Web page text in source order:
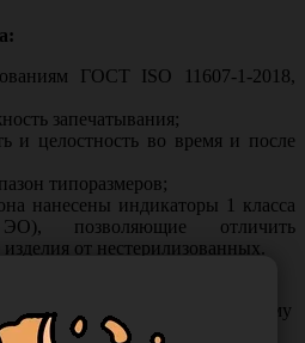
ГОСТ ISO 11607-1-2018,
запечатывания;
и целостность во время и после
типоразмеров;
нанесены индикаторы 1 класса
позволяющие отличить
от нестерилизованных.
место неточности или
вы заметили такую проблему